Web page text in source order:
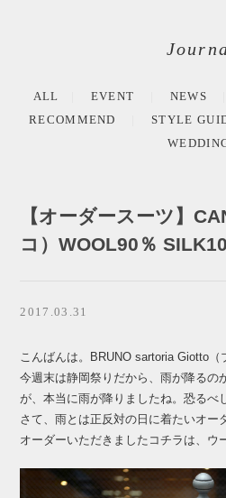
ALL EVENT NEWS
RECOMMEND
STYLE
【オーダースーツ】
コ）WOOL90％
2017.03.31
こんばんは。BRUNO sartoria Giotto（
今週末は静岡祭りだから、雨が降るの
が、本当に雨が降りましたね。恐るべ
さて、雨とは正反対の日に着たいオー
オーダーいただきましたコチラは、ウ